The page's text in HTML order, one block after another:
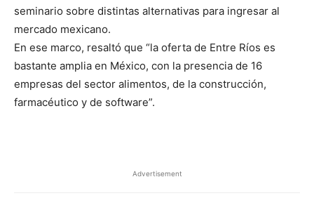
seminario sobre distintas alternativas para ingresar al
mercado mexicano.
En ese marco, resaltó que “la oferta de Entre Ríos es
bastante amplia en México, con la presencia de 16
empresas del sector alimentos, de la construcción,
farmacéutico y de software”.
Advertisement